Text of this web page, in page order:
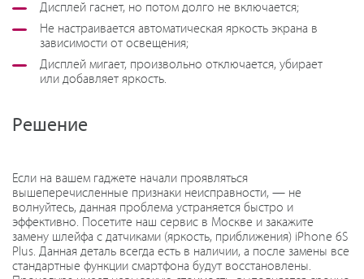
Дисплей гаснет, но потом долго не включается;
Не настраивается автоматическая яркость экрана в
зависимости от освещения;
Дисплей мигает, произвольно отключается, убирает
или добавляет яркость.
Решение
Если на вашем гаджете начали проявляться
вышеперечисленные признаки неисправности, — не
волнуйтесь, данная проблема устраняется быстро и
эффективно. Посетите наш сервис в Москве и закажите
замену шлейфа с датчиками (яркость, приближения) iPhone 6S
Plus. Данная деталь всегда есть в наличии, а после замены все
стандартные функции смартфона будут восстановлены.